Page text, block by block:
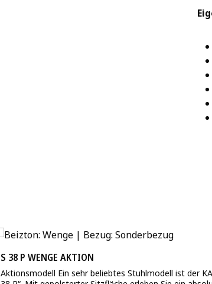
S 38 P WENGE AKTION
Aktionsmodell Ein sehr beliebtes Stuhlmodell ist der
38 P“. Mit gepolsterter Sitzfläche erleben Sie ein